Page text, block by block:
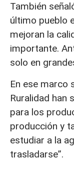
También
último pueblo
mejoran la
importante.
solo en
En ese marco
Ruralidad han
para los
producción y
estudiar a la
trasladarse”.